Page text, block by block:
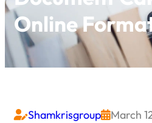
Online
ShamkrisgroupMarch